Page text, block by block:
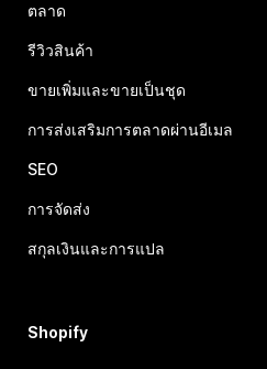
ตลาด
รีวิวสินค้า
ขายเพิ่มและขายเป็นชุด
การส่งเสริมการตลาดผ่านอีเมล
SEO
การจัดส่ง
สกุลเงินและการแปล
Shopify